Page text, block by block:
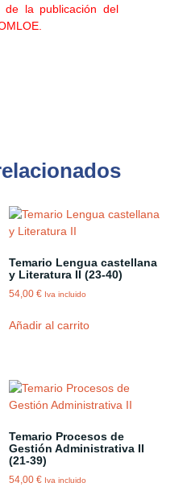
la publicación del
Temario Lengua castellana
y Literatura II (23-40)
54,00€ Iva incluido
Añadir al carrito
Temario Procesos de
Gestión Administrativa II
(21-39)
54,00€ Iva incluido